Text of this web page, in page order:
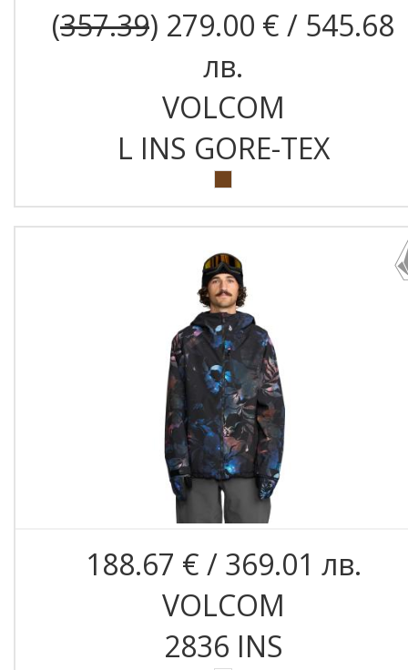
(357.39) 279.00 € / 545.68
лв.
VOLCOM
L INS GORE-TEX
188.67 € / 369.01 лв.
VOLCOM
2836 INS